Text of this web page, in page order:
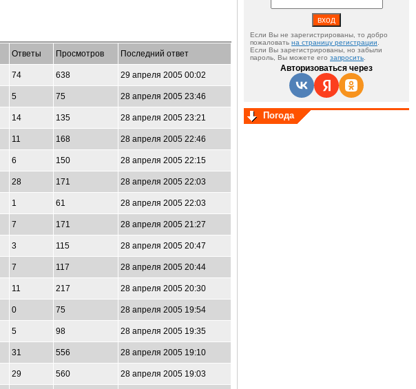
Ответы Просмотров Последний ответ
74 638 29 апреля 2005 00:02
5 75 28 апреля 2005 23:46
14 135 28 апреля 2005 23:21
11 168 28 апреля 2005 22:46
6 150 28 апреля 2005 22:15
28 171 28 апреля 2005 22:03
1 61 28 апреля 2005 22:03
7 171 28 апреля 2005 21:27
3 115 28 апреля 2005 20:47
7 117 28 апреля 2005 20:44
11 217 28 апреля 2005 20:30
0 75 28 апреля 2005 19:54
5 98 28 апреля 2005 19:35
31 556 28 апреля 2005 19:10
29 560 28 апреля 2005 19:03
Если Вы не зарегистрированы, то добро
пожаловать на страницу регистрации
Если Вы зарегистрированы, но забыли
пароль, Вы можете его запросить
Авторизоваться через
Погода